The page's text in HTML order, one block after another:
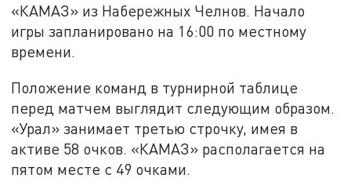
«КАМАЗ» из Набережных Челнов. Начало
игры запланировано на 16:00 по местному
времени.
Положение команд в турнирной таблице
перед матчем выглядит следующим образом.
«Урал» занимает третью строчку, имея в
активе 58 очков. «КАМАЗ» располагается на
пятом месте с 49 очками.